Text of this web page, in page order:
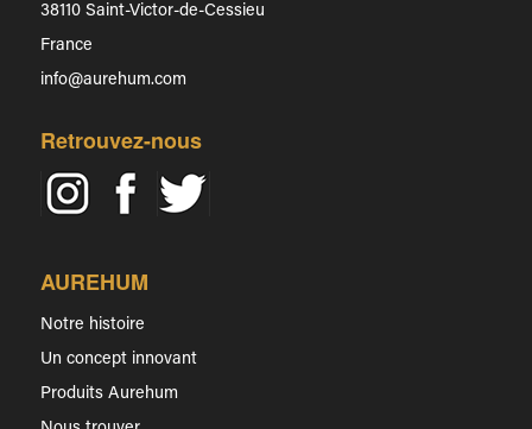
38110 Saint-Victor-de-Cessieu
France
info@aurehum.com
Retrouvez-nous
AUREHUM
Notre histoire
Un concept innovant
Produits Aurehum